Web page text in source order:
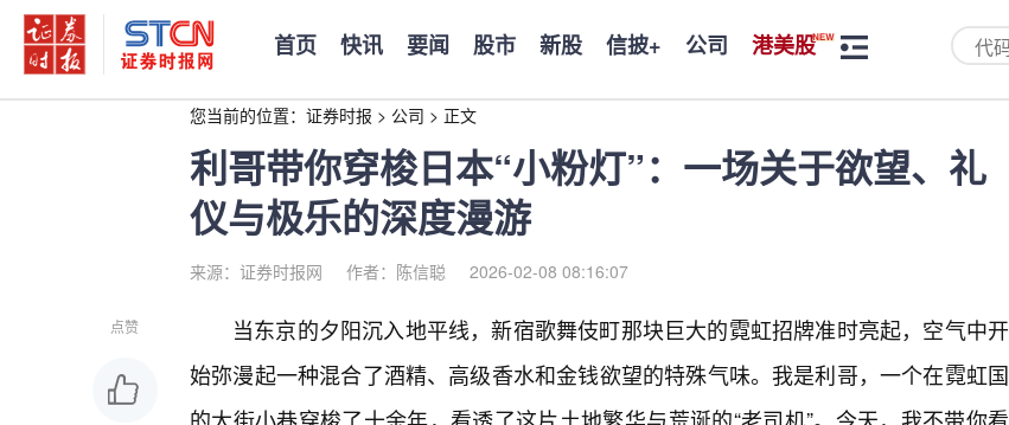
首页 快讯 要闻 股市 新股 信披+ 公司 港美股
您当前的位置： 证券时报 > 公司 > 正文
利哥带你穿梭日本“小粉灯”：一场关于欲望、礼
仪与极乐的深度漫游
来源：证券时报网 作者：陈信聪 2026-02-08 08:16:07
点赞
当东京的夕阳沉入地平线，新宿歌舞伎町那块巨大的霓虹招牌准时亮起，空气中开
始弥漫起一种混合了酒精、高级香水和金钱欲望的特殊气味。我是利哥，一个在霓虹国